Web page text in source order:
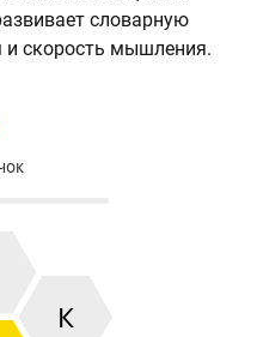
словарную
и скорость мышления.
К